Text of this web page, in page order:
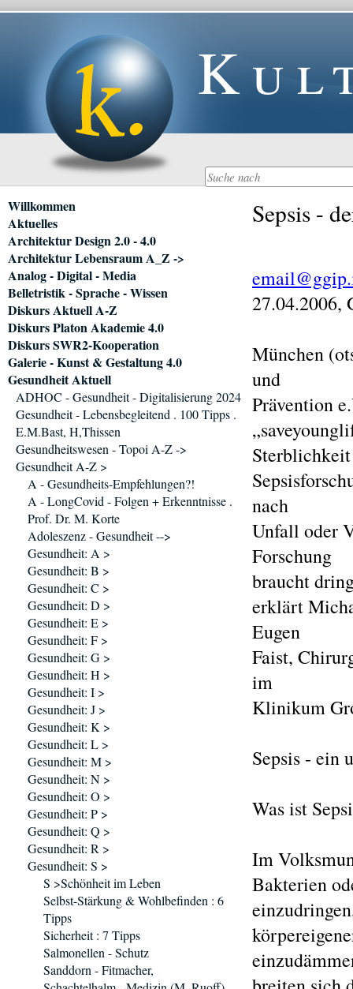
Sepsis -
27.04.2006,
München
und
Prävention
nach
Unfall oder
Forschung
braucht
erklärt
Eugen
Faist,
im
Klinikum
Sepsis - ein
Was ist
Im
Bakterien
Navigation
überspringen
Willkommen
Aktuelles
Architektur Design 2.0 - 4.0
Architektur Lebensraum A_Z ->
Analog - Digital - Media
Belletristik - Sprache - Wissen
Diskurs Aktuell A-Z
Diskurs Platon Akademie 4.0
Diskurs SWR2-Kooperation
Galerie - Kunst & Gestaltung 4.0
Gesundheit Aktuell
ADHOC - Gesundheit - Digitalisierung 2024
Gesundheit - Lebensbegleitend . 100 Tipps .
E.M.Bast, H,Thissen
Gesundheitswesen - Topoi A-Z ->
Gesundheit A-Z >
A - Gesundheits-Empfehlungen?!
A - LongCovid - Folgen + Erkenntnisse .
Prof. Dr. M. Korte
Adoleszenz - Gesundheit -->
Gesundheit: A >
Gesundheit: B >
Gesundheit: C >
Gesundheit: D >
Gesundheit: E >
Gesundheit: F >
Gesundheit: G >
Gesundheit: H >
Gesundheit: I >
Gesundheit: J >
Gesundheit: K >
Gesundheit: L >
Gesundheit: M >
Gesundheit: N >
Gesundheit: O >
Gesundheit: P >
Gesundheit: Q >
Gesundheit: R >
Gesundheit: S >
S >Schönheit im Leben
Selbst-Stärkung & Wohlbefinden : 6
Tipps
Sicherheit : 7 Tipps
Salmonellen - Schutz
Sanddorn - Fitmacher,